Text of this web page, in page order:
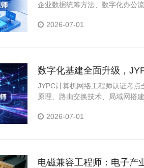
企业数据统筹方法、数字化办公
兼顾技术夯实与管理思维提升。
2026-07-01
数字化基建全面升级，
心根基
JYPC计算机网络工程师认证考
原理、路由交换技术、局域网搭
障的主流工作场景，兼顾理论夯实
2026-07-01
电磁兼容工程师：电子产